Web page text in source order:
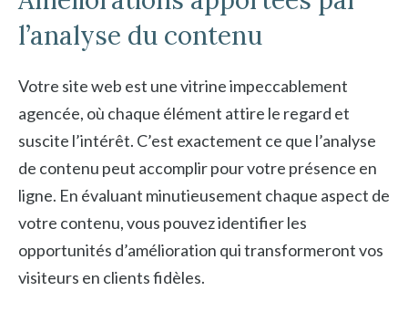
l’analyse du contenu
Votre site web est une vitrine impeccablement
agencée, où chaque élément attire le regard et
suscite l’intérêt. C’est exactement ce que l’analyse
de contenu peut accomplir pour votre présence en
ligne. En évaluant minutieusement chaque aspect de
votre contenu, vous pouvez identifier les
opportunités d’amélioration qui transformeront vos
visiteurs en clients fidèles.